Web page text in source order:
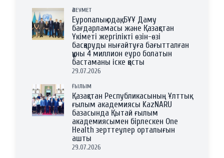
ӘЛЕУМЕТ
Еуропалық одақ, БҰҰ Даму
бағдарламасы және Қазақстан
Үкіметі жергілікті өзін-өзі
басқаруды нығайтуға бағытталған
құны 4 миллион еуро болатын
бастаманы іске қосты
29.07.2026
ҒЫЛЫМ
Қазақстан Республикасының Ұлттық
ғылым академиясы KazNARU
базасында Қытай ғылым
академиясымен бірлескен One
Health зерттеулер орталығын
ашты
29.07.2026